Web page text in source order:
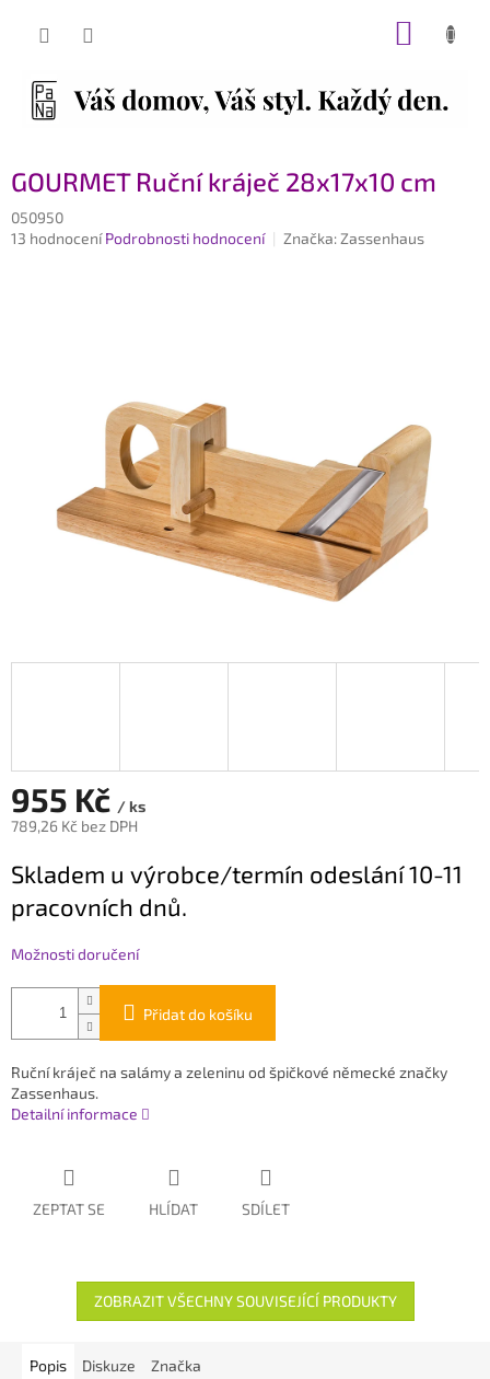
GOURMET Ruční kráječ 28x17x10 cm
050950
Průměrné
13 hodnocení Podrobnosti hodnocení Značka:Zassenhaus
955 Kč / ks
789,26 Kč bez DPH
cena:
Skladem u výrobce/termín odeslání 10-11
pracovních dnů.
Možnosti doručení
Přidat do košíku
Ruční kráječ na salámy a zeleninu od špičkové německé značky
Zassenhaus.
Detailní informace
ZEPTAT SE HLÍDAT SDÍLET
ZOBRAZIT VŠECHNY SOUVISEJÍCÍ PRODUKTY
Popis Diskuze Značka